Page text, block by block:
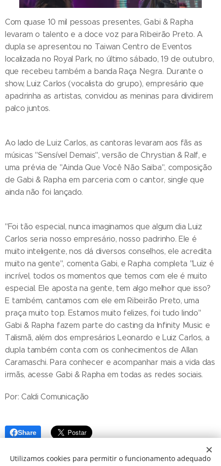
Com quase 10 mil pessoas presentes, Gabi & Rapha
levaram o talento e a doce voz para Ribeirão Preto. A
dupla se apresentou no Taiwan Centro de Eventos
localizada no Royal Park, no último sábado, 19 de outubro,
que recebeu também a banda Raça Negra. Durante o
show, Luiz Carlos (vocalista do grupo), empresário que
apadrinha as artistas, convidou as meninas para dividirem
palco juntos.
Ao lado de Luiz Carlos, as cantoras levaram aos fãs as
músicas "Sensível Demais", versão de Chrystian & Ralf, e
uma prévia de "Ainda Que Você Não Saiba", composição
de Gabi & Rapha em parceria com o cantor, single que
ainda não foi lançado.
"Foi tão especial, nunca imaginamos que algum dia Luiz
Carlos seria nosso empresário, nosso padrinho. Ele é
muito inteligente, nos dá diversos conselhos, ele acredita
muito na gente", comenta Gabi, e Rapha completa "Luiz é
incrível, todos os momentos que temos com ele é muito
especial. Ele aposta na gente, tem algo melhor que isso?
E também, cantamos com ele em Ribeirão Preto, uma
praça muito top. Estamos muito felizes, foi tudo lindo"
Gabi & Rapha fazem parte do casting da Infinity Music e
Talismã, além dos empresários Leonardo e Luiz Carlos, a
dupla também conta com os conhecimentos de Allan
Caramaschi. Para conhecer e acompanhar mais a vida das
irmãs, acesse Gabi & Rapha em todas as redes sociais.
Por: Caldi Comunicação
Share
Utilizamos cookies para permitir o funcionamento adequado